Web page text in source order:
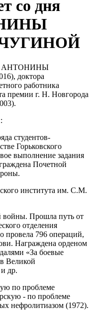
со дня
АНТОНИНЫ
доктора
работника
премии г. Н. Новгорода
студентов-
Горьковского
выполнение задания
Почетной
института им. С.М.
войны. Прошла путь от
отделения
провела 796 операций,
Награждена орденом
«За боевые
Великой
др.
по проблеме
- по проблеме
нефролитиазом (1972).